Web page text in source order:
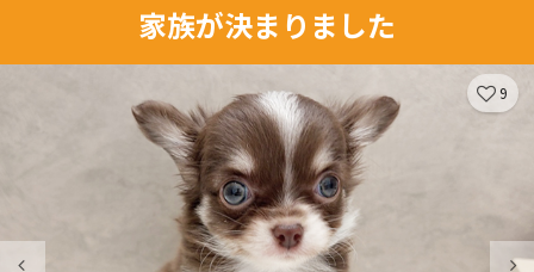
家族が決まりました
9